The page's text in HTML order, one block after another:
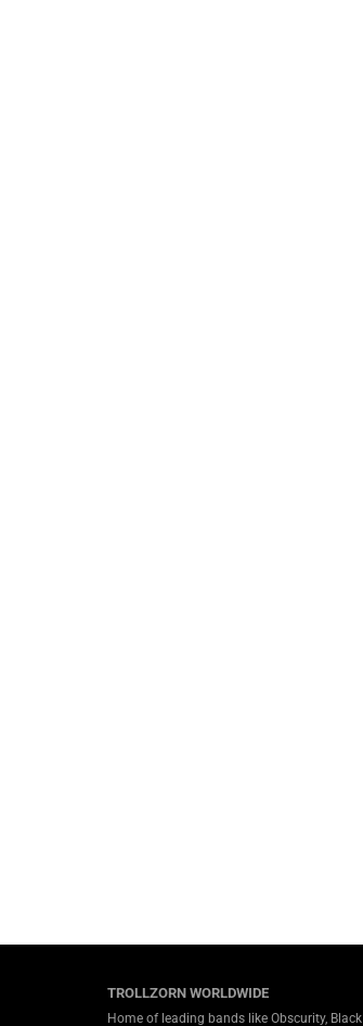
TROLLZORN WORLDWIDE
Home of leading bands like Obscurity, Black